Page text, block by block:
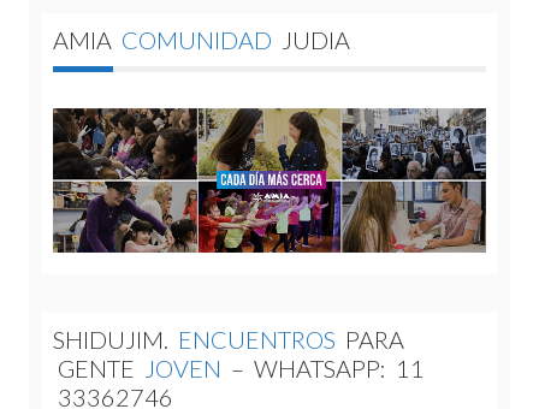
AMIA COMUNIDAD JUDIA
SHIDUJIM. ENCUENTROS PARA
GENTE JOVEN – WHATSAPP: 11
33362746